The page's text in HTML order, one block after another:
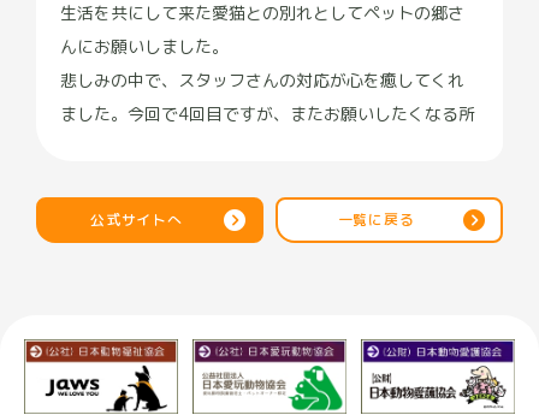
生活を共にして来た愛猫との別れとしてペットの郷さ
んにお願いしました。
悲しみの中で、スタッフさんの対応が心を癒してくれ
ました。今回で4回目ですが、またお願いしたくなる所
して頂きました。急な依頼にも快く引き受けて下さ
り、今日の事も初めての私達に本当に丁寧に案内と説
公式サイトへ 一覧に戻る